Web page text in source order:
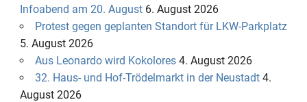
Infoabend am 20. August 6. August 2026
Protest gegen geplanten Standort für LKW-Parkplatz
5. August 2026
Aus Leonardo wird Kokolores 4. August 2026
32. Haus- und Hof-Trödelmarkt in der Neustadt 4.
August 2026